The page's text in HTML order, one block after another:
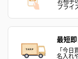
プライ
最短
「今日
名入れ